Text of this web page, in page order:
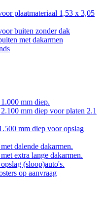
plaatmateriaal 1,53 x 3,05
buiten zonder dak
met dakarmen
mm diep.
mm diep voor platen 2.1
mm diep voor opslag
dalende dakarmen.
extra lange dakarmen.
(sloop)auto's.
op aanvraag